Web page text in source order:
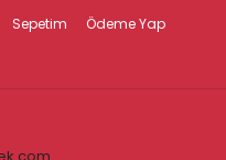
Sepetim
Ödeme Yap